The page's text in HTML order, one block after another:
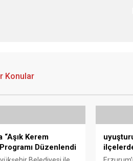
Konular
“Aşık Kerem
Düzenlendi